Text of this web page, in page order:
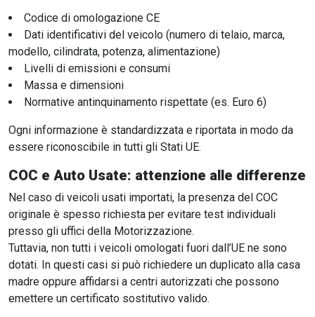
Codice di omologazione CE
Dati identificativi del veicolo (numero di telaio, marca,
modello, cilindrata, potenza, alimentazione)
Livelli di emissioni e consumi
Massa e dimensioni
Normative antinquinamento rispettate (es. Euro 6)
Ogni informazione è standardizzata e riportata in modo da
essere riconoscibile in tutti gli Stati UE.
COC e Auto Usate: attenzione alle differenze
Nel caso di veicoli usati importati, la presenza del COC
originale è spesso richiesta per evitare test individuali
presso gli uffici della Motorizzazione.
Tuttavia, non tutti i veicoli omologati fuori dall’UE ne sono
dotati. In questi casi si può richiedere un duplicato alla casa
madre oppure affidarsi a centri autorizzati che possono
emettere un certificato sostitutivo valido.